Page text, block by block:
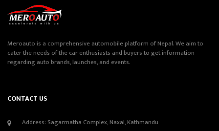
Meroauto is a comprehensive automobile platform of Nepal. We aim to
cater the needs of the car enthusiasts and buyers to get information
regarding auto brands, launches, and events.
CONTACT US
Address: Sagarmatha Complex, Naxal, Kathmandu